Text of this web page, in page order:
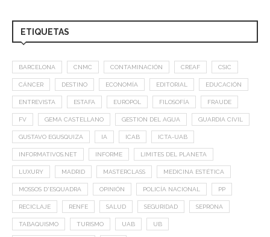
ETIQUETAS
BARCELONA CNMC CONTAMINACIÓN CREAF CSIC
CÁNCER DESTINO ECONOMÍA EDITORIAL EDUCACIÓN
ENTREVISTA ESTAFA EUROPOL FILOSOFÍA FRAUDE
FV GEMA CASTELLANO GESTION DEL AGUA GUARDIA CIVIL
GUSTAVO EGUSQUIZA IA ICAB ICTA-UAB
INFORMATIVOS.NET INFORME LIMITES DEL PLANETA
LUXURY MADRID MASTERCLASS MEDICINA ESTÉTICA
MOSSOS D'ESQUADRA OPINIÓN POLICÍA NACIONAL PP
RECICLAJE RENFE SALUD SEGURIDAD SEPRONA
TABAQUISMO TURISMO UAB UB